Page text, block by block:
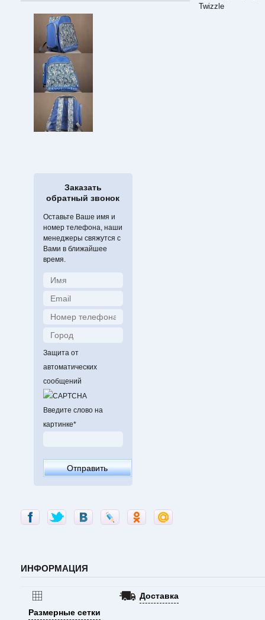
Заказать
обратный звонок
Оставьте Ваше имя и
номер телефона, наши
менеджеры свяжутся с
Вами в ближайшее
время.
Защита от
автоматических
сообщений
Введите слово на
картинке*
Twizzle
ИНФОРМАЦИЯ
Размерные сетки
Доставка